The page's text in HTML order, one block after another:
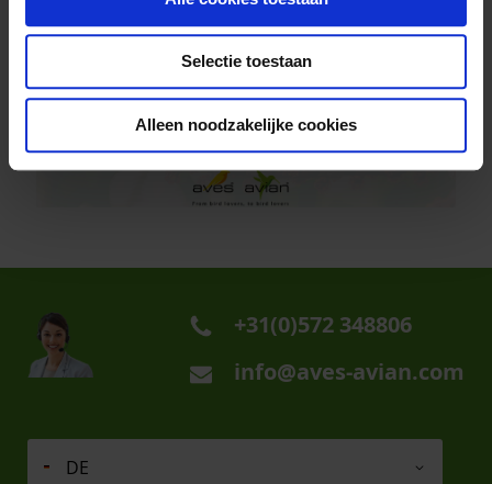
Selectie toestaan
Alleen noodzakelijke cookies
+31(0)572 348806
info@aves-avian.com
DE